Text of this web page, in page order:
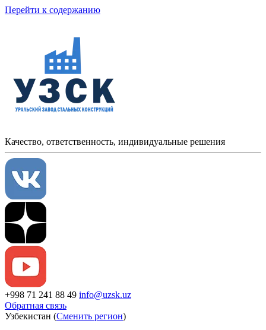
Перейти к содержанию
Качество, ответственность, индивидуальные решения
+998 71 241 88 49 info@uzsk.uz
Обратная связь
Узбекистан (Сменить регион)